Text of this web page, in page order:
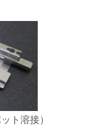
ト溶接）